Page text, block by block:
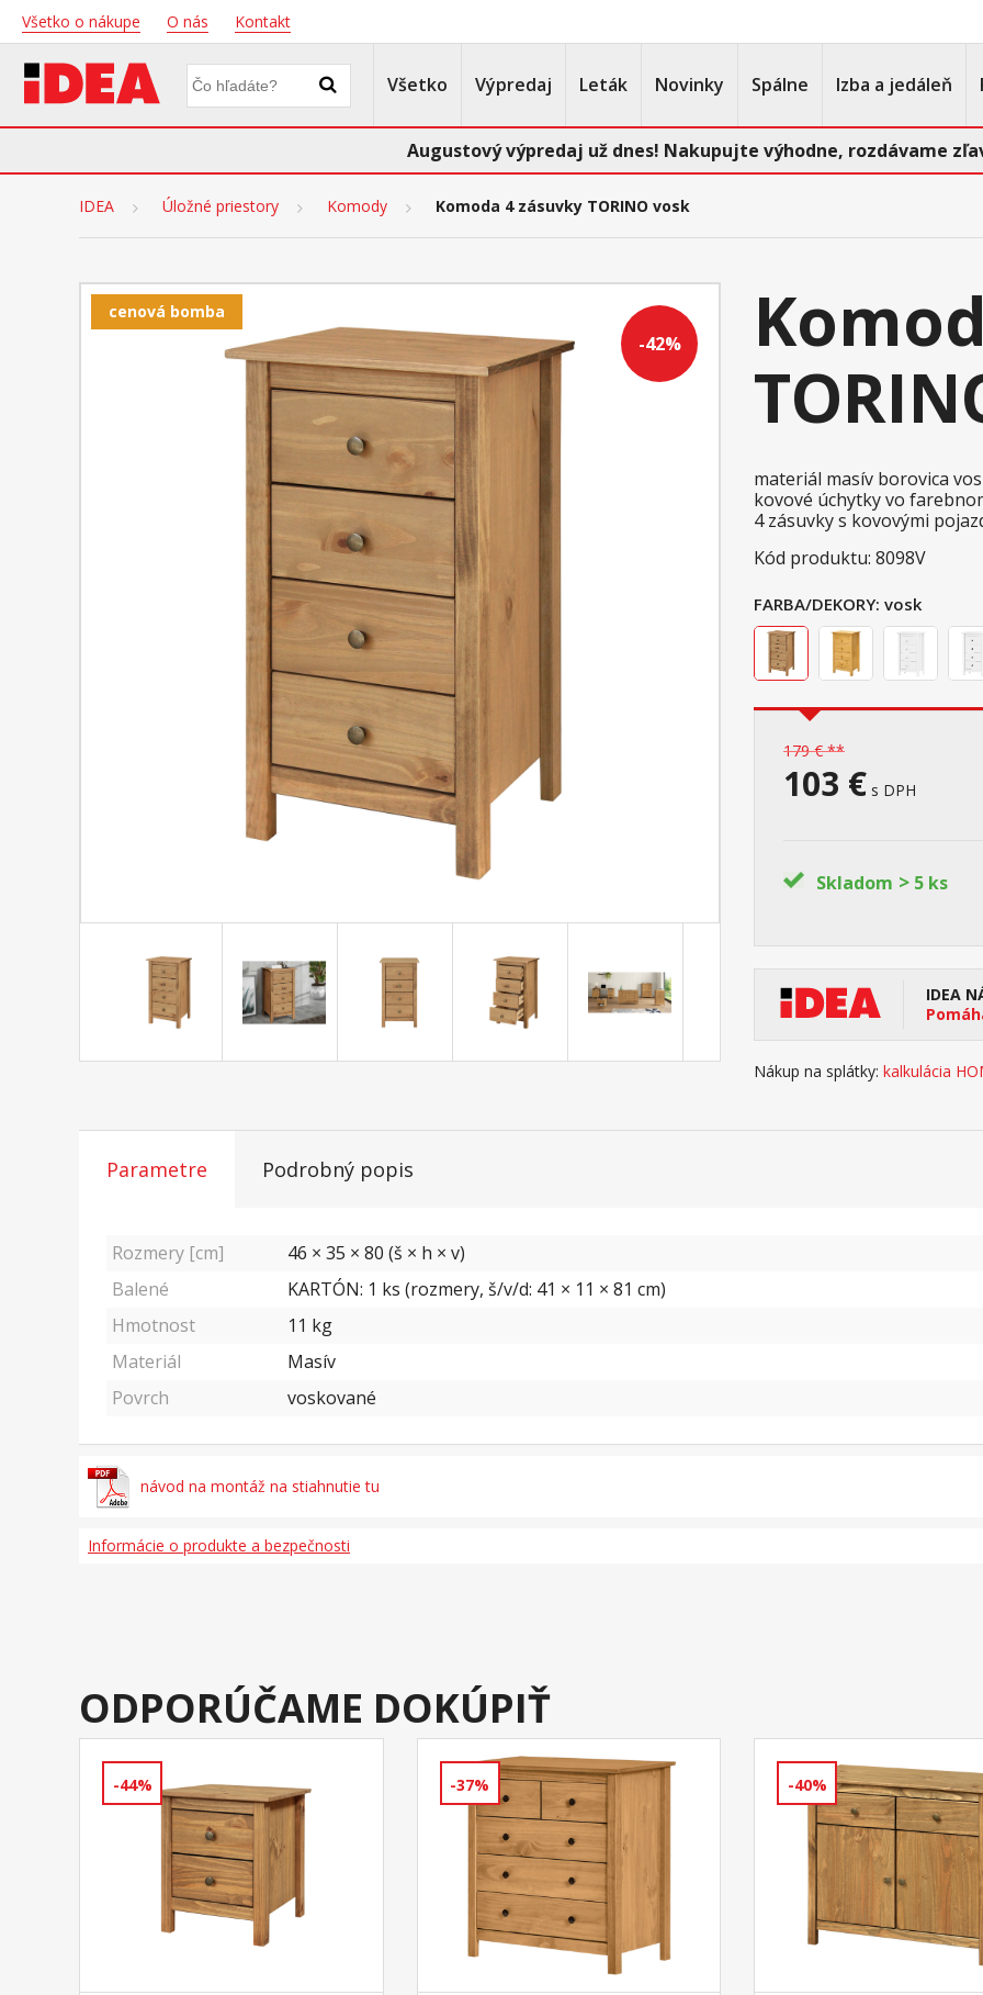
Všetko o nákupe O nás Kontakt
Všetko Výpredaj Leták Novinky Spálne Izba a jedáleň
Augustový výpredaj už dnes! Nakupujte výhodne, rozdávame
IDEA Úložné priestory Komody Komoda 4 zásuvky TORINO vosk
-42%
cenová bomba
materiál masív borovica
kovové úchytky vo
4 zásuvky s kovovými
Kód produktu: 8098V
FARBA/DEKORY: vosk
179 € **
103 € s DPH
Skladom > 5 ks
IDEA
Nákup na splátky: kalkulácia
Parametre Podrobný popis
Rozmery [cm]
46 × 35 × 80 (š × h × v)
Balené
KARTÓN: 1 ks (rozmery, š/v/d: 41 × 11 × 81 cm)
Hmotnost
11 kg
Materiál
Masív
Povrch
voskované
návod na montáž na stiahnutie tu
Informácie o produkte a bezpečnosti
ODPORÚČAME DOKÚPIŤ
-44% -37% -40%